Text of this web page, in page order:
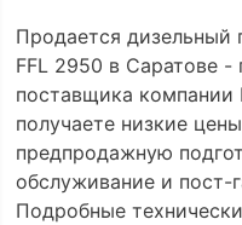
Продается дизельный
FFL 2950 в Саратове -
поставщика
получаете низкие
предпродажную
обслуживание и пост-
Подробные